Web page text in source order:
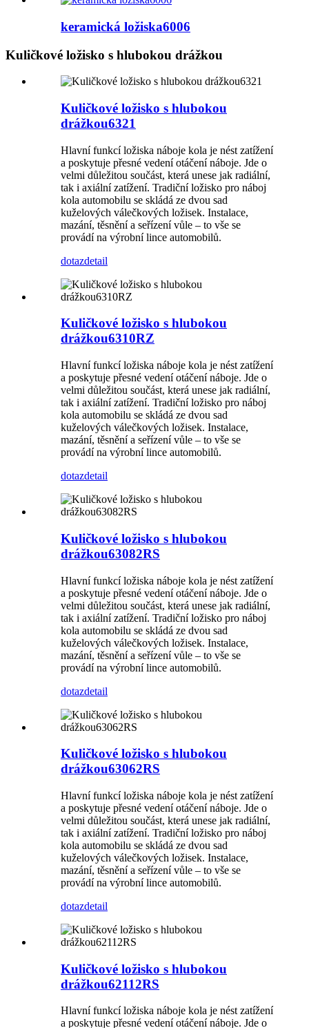
keramická ložiska6006
Kuličkové ložisko s hlubokou drážkou
Kuličkové ložisko s hlubokou
drážkou6321
Hlavní funkcí ložiska náboje kola je nést zatížení
a poskytuje přesné vedení otáčení náboje. Jde o
velmi důležitou součást, která unese jak radiální,
tak i axiální zatížení. Tradiční ložisko pro náboj
kola automobilu se skládá ze dvou sad
kuželových válečkových ložisek. Instalace,
mazání, těsnění a seřízení vůle – to vše se
provádí na výrobní lince automobilů.
dotazdetail
Kuličkové ložisko s hlubokou
drážkou6310RZ
Hlavní funkcí ložiska náboje kola je nést zatížení
a poskytuje přesné vedení otáčení náboje. Jde o
velmi důležitou součást, která unese jak radiální,
tak i axiální zatížení. Tradiční ložisko pro náboj
kola automobilu se skládá ze dvou sad
kuželových válečkových ložisek. Instalace,
mazání, těsnění a seřízení vůle – to vše se
provádí na výrobní lince automobilů.
dotazdetail
Kuličkové ložisko s hlubokou
drážkou63082RS
Hlavní funkcí ložiska náboje kola je nést zatížení
a poskytuje přesné vedení otáčení náboje. Jde o
velmi důležitou součást, která unese jak radiální,
tak i axiální zatížení. Tradiční ložisko pro náboj
kola automobilu se skládá ze dvou sad
kuželových válečkových ložisek. Instalace,
mazání, těsnění a seřízení vůle – to vše se
provádí na výrobní lince automobilů.
dotazdetail
Kuličkové ložisko s hlubokou
drážkou63062RS
Hlavní funkcí ložiska náboje kola je nést zatížení
a poskytuje přesné vedení otáčení náboje. Jde o
velmi důležitou součást, která unese jak radiální,
tak i axiální zatížení. Tradiční ložisko pro náboj
kola automobilu se skládá ze dvou sad
kuželových válečkových ložisek. Instalace,
mazání, těsnění a seřízení vůle – to vše se
provádí na výrobní lince automobilů.
dotazdetail
Kuličkové ložisko s hlubokou
drážkou62112RS
Hlavní funkcí ložiska náboje kola je nést zatížení
a poskytuje přesné vedení otáčení náboje. Jde o